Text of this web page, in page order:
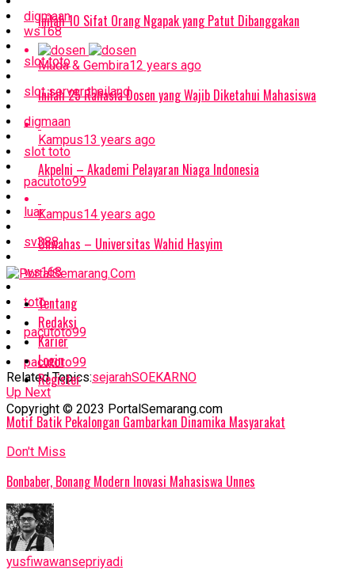
digmaan
ws168
slot toto
slot server thailand
digmaan
slot toto
pacutoto99
luar
sv388
ws168
toto
pacutoto99
pacutoto99
Related Topics:sejarahSOEKARNO
Up Next
Motif Batik Pekalongan Gambarkan Dinamika Masyarakat
Don't Miss
Bonbaber, Bonang Modern Inovasi Mahasiswa Unnes
yusfiwawansepriyadi
Inilah 10 Sifat Orang Ngapak yang Patut Dibanggakan
Muda & Gembira12 years ago
Inilah 25 Rahasia Dosen yang Wajib Diketahui Mahasiswa
Kampus13 years ago
Akpelni – Akademi Pelayaran Niaga Indonesia
Kampus14 years ago
Unwahas – Universitas Wahid Hasyim
Tentang
Redaksi
Karier
Login
Register
Copyright © 2023 PortalSemarang.com